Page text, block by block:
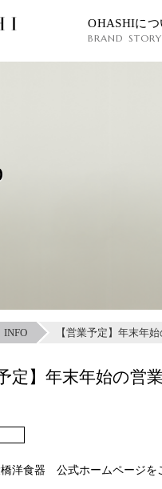
OHASHIにつ
BRAND STORY
INFO 【営業予定】年末年
定】年末年始の営
洋食器 公式ホームページを